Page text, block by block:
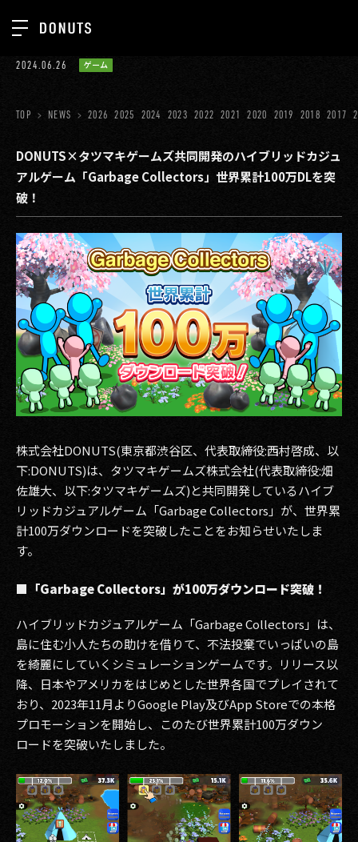
ジョブカン
ゲーム
ミクチャ
医療(CLIUS)
出版メディア
美少女図鑑
イベント
タテドラ
その他事業
2025
2024
2023
2020
2019
2018
2017
2016
2015
TOP
ABOUT
SERVICES
GROUP
RECRUIT
CONTACT
PRIVACY POLICY
2024.06.26 ゲーム
TOP NEWS 2026 2025 2024 2023 2022 2021 2020 2019 2018 2017
DONUTS×タツマキゲームズ共同開発のハイブリッドカジュ
アルゲーム「Garbage Collectors」世界累計100万DLを突
破！
株式会社DONUTS(東京都渋谷区、代表取締役:西村啓成、以
下:DONUTS)は、タツマキゲームズ株式会社(代表取締役:畑
佐雄大、以下:タツマキゲームズ)と共同開発しているハイブ
リッドカジュアルゲーム「Garbage Collectors」が、世界累
計100万ダウンロードを突破したことをお知らせいたしま
す。
■「Garbage Collectors」が100万ダウンロード突破！
ハイブリッドカジュアルゲーム「Garbage Collectors」は、
島に住む小人たちの助けを借りて、不法投棄でいっぱいの島
を綺麗にしていくシミュレーションゲームです。リリース以
降、日本やアメリカをはじめとした世界各国でプレイされて
おり、2023年11月よりGoogle Play及びApp Storeでの本格
プロモーションを開始し、このたび世界累計100万ダウン
ロードを突破いたしました。